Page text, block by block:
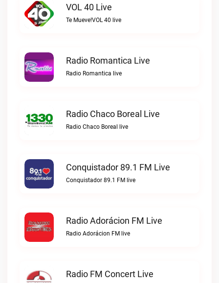
VOL 40 Live
Te Mueve!VOL 40 live
Radio Romantica Live
Radio Romantica live
Radio Chaco Boreal Live
Radio Chaco Boreal live
Conquistador 89.1 FM Live
Conquistador 89.1 FM live
Radio Adorácion FM Live
Radio Adorácion FM live
Radio FM Concert Live